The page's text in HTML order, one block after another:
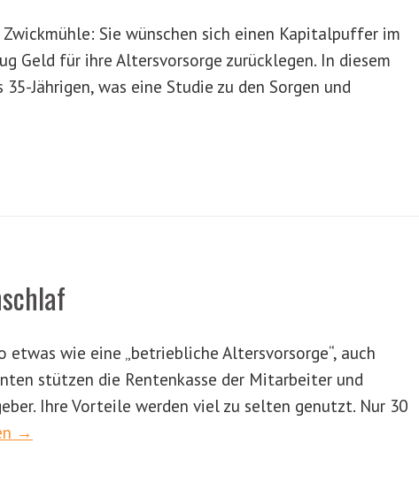
Sie wünschen sich einen Kapitalpuffer im
Geld für ihre Altersvorsorge zurücklegen. In diesem
Jährigen, was eine Studie zu den Sorgen und
etwas wie eine „betriebliche Altersvorsorge“, auch
stützen die Rentenkasse der Mitarbeiter und
Ihre Vorteile werden viel zu selten genutzt. Nur 30
→